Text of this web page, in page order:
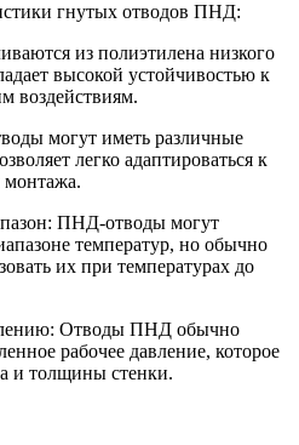
гнутых отводов ПНД:
из полиэтилена низкого
высокой устойчивостью к
воздействиям.
могут иметь различные
легко адаптироваться к
монтажа.
ПНД-отводы могут
температур, но обычно
их при температурах до
Отводы ПНД обычно
рабочее давление, которое
и толщины стенки.